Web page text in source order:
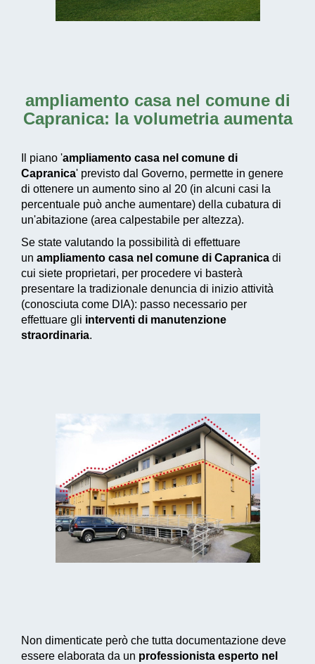
ampliamento casa nel comune di
Capranica: la volumetria aumenta
Il piano 'ampliamento casa nel comune di
Capranica' previsto dal Governo, permette in genere
di ottenere un aumento sino al 20 (in alcuni casi la
percentuale può anche aumentare) della cubatura di
un'abitazione (area calpestabile per altezza).
Se state valutando la possibilità di effettuare
un ampliamento casa nel comune di Capranica di
cui siete proprietari, per procedere vi basterà
presentare la tradizionale denuncia di inizio attività
(conosciuta come DIA): passo necessario per
effettuare gli interventi di manutenzione
straordinaria.
Non dimenticate però che tutta documentazione deve
essere elaborata da un professionista esperto nel